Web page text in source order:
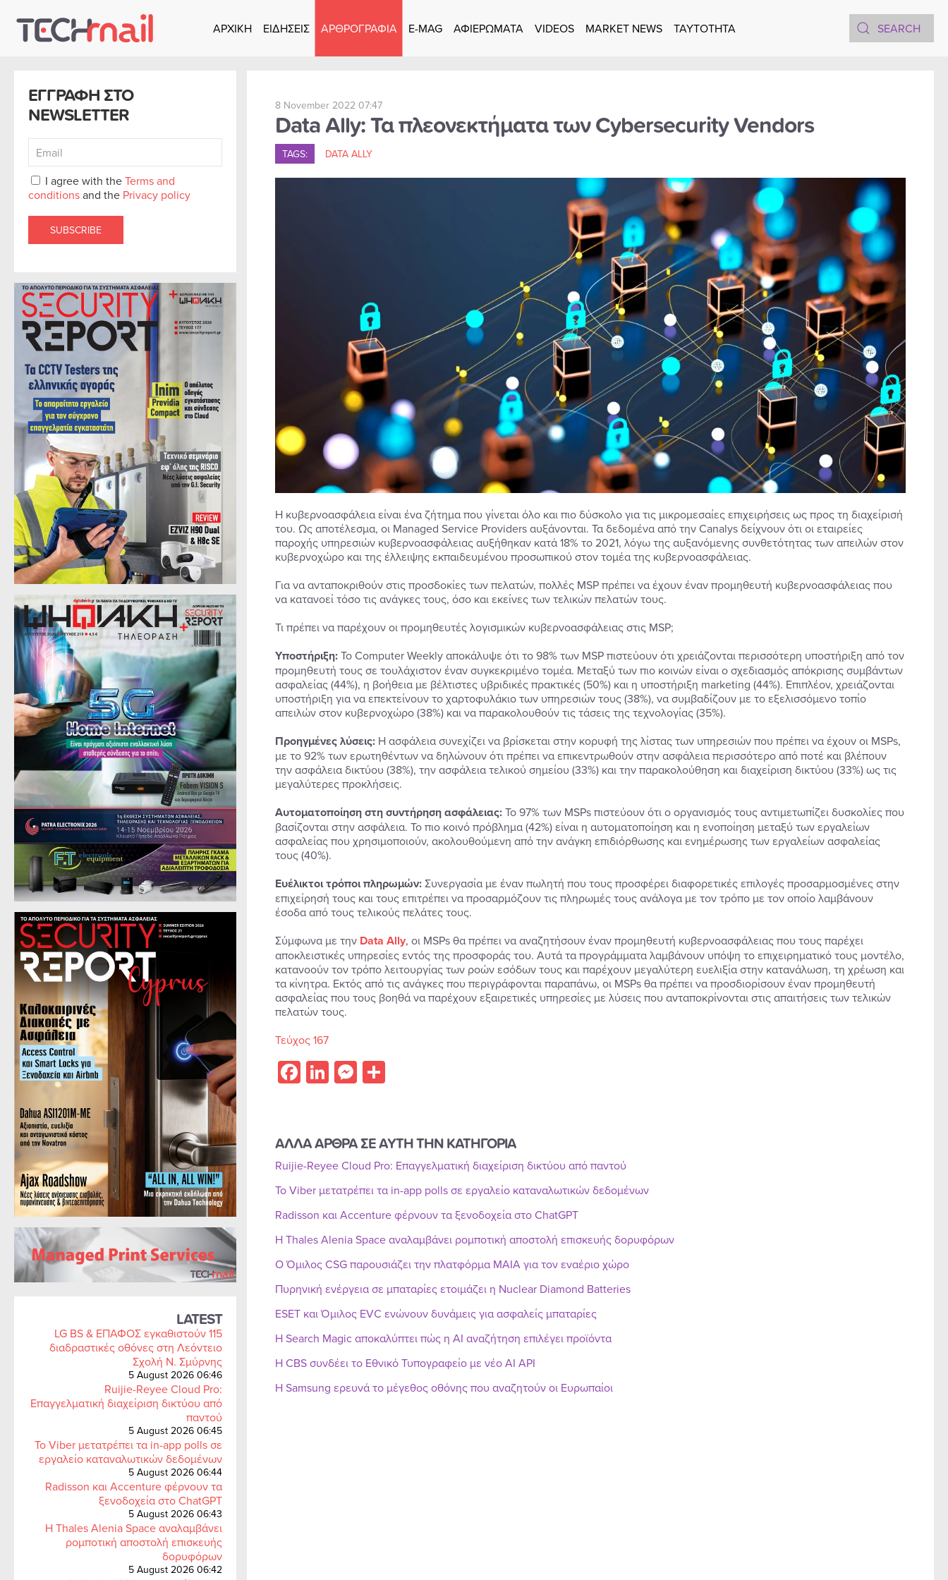
Skip to main content
ΑΡΧΙΚΗ ΕΙΔΗΣΕΙΣ ΑΡΘΡΟΓΡΑΦΙΑ E-MAG ΑΦΙΕΡΩΜΑΤΑ VIDEOS MARKET NEWS TAYTOTHTA
ΕΓΓΡΑΦΗ ΣΤΟ
NEWSLETTER
I agree with theTerms and
conditionsand the Privacy policy
SUBSCRIBE
LATEST
LG BS & ΕΠΑΦΟΣ εγκαθιστούν 115
διαδραστικές οθόνες στη Λεόντειο
Σχολή Ν. Σμύρνης
5 August 2026 06:46
Ruijie-Reyee Cloud Pro:
Επαγγελματική διαχείριση δικτύου από
παντού
5 August 2026 06:45
Το Viber μετατρέπει τα in-app polls σε
εργαλείο καταναλωτικών δεδομένων
5 August 2026 06:44
Radisson και Accenture φέρνουν τα
ξενοδοχεία στο ChatGPT
5 August 2026 06:43
Η Thales Alenia Space αναλαμβάνει
ρομποτική αποστολή επισκευής
δορυφόρων
5 August 2026 06:42
8 November 2022 07:47
Data Ally: Τα πλεονεκτήματα των Cybersecurity Vendors
TAGS: DATA ALLY
Η κυβερνοασφάλεια είναι ένα ζήτημα που γίνεται όλο και πιο δύσκολο για τις μικρομεσαίες επιχειρήσεις ως προς τη διαχείρισή
του. Ως αποτέλεσμα, οι Managed Service Providers αυξάνονται. Τα δεδομένα από την Canalys δείχνουν ότι οι εταιρείες
παροχής υπηρεσιών κυβερνοασφάλειας αυξήθηκαν κατά 18% το 2021, λόγω της αυξανόμενης συνθετότητας των απειλών στον
κυβερνοχώρο και της έλλειψης εκπαιδευμένου προσωπικού στον τομέα της κυβερνοασφάλειας.
Για να ανταποκριθούν στις προσδοκίες των πελατών, πολλές MSP πρέπει να έχουν έναν προμηθευτή κυβερνοασφάλειας που
να κατανοεί τόσο τις ανάγκες τους, όσο και εκείνες των τελικών πελατών τους.
Τι πρέπει να παρέχουν οι προμηθευτές λογισμικών κυβερνοασφάλειας στις MSP;
Υποστήριξη:Το Computer Weekly αποκάλυψε ότι το 98% των MSP πιστεύουν ότι χρειάζονται περισσότερη υποστήριξη από τον
προμηθευτή τους σε τουλάχιστον έναν συγκεκριμένο τομέα. Μεταξύ των πιο κοινών είναι ο σχεδιασμός απόκρισης συμβάντων
ασφαλείας (44%), η βοήθεια με βέλτιστες υβριδικές πρακτικές (50%) και η υποστήριξη marketing (44%). Επιπλέον, χρειάζονται
υποστήριξη για να επεκτείνουν το χαρτοφυλάκιο των υπηρεσιών τους (38%), να συμβαδίζουν με το εξελισσόμενο τοπίο
απειλών στον κυβερνοχώρο (38%) και να παρακολουθούν τις τάσεις της τεχνολογίας (35%).
Προηγμένες λύσεις:Η ασφάλεια συνεχίζει να βρίσκεται στην κορυφή της λίστας των υπηρεσιών που πρέπει να έχουν οι MSPs,
με το 92% των ερωτηθέντων να δηλώνουν ότι πρέπει να επικεντρωθούν στην ασφάλεια περισσότερο από ποτέ και βλέπουν
την ασφάλεια δικτύου (38%), την ασφάλεια τελικού σημείου (33%) και την παρακολούθηση και διαχείριση δικτύου (33%) ως τις
μεγαλύτερες προκλήσεις.
Αυτοματοποίηση στη συντήρηση ασφάλειας:Το 97% των MSPs πιστεύουν ότι ο οργανισμός τους αντιμετωπίζει δυσκολίες που
βασίζονται στην ασφάλεια. Το πιο κοινό πρόβλημα (42%) είναι η αυτοματοποίηση και η ενοποίηση μεταξύ των εργαλείων
ασφαλείας που χρησιμοποιούν, ακολουθούμενη από την ανάγκη επιδιόρθωσης και ενημέρωσης των εργαλείων ασφαλείας
τους (40%).
Ευέλικτοι τρόποι πληρωμών:Συνεργασία με έναν πωλητή που τους προσφέρει διαφορετικές επιλογές προσαρμοσμένες στην
επιχείρησή τους και τους επιτρέπει να προσαρμόζουν τις πληρωμές τους ανάλογα με τον τρόπο με τον οποίο λαμβάνουν
έσοδα από τους τελικούς πελάτες τους.
Σύμφωνα με την Data Ally, oι MSPs θα πρέπει να αναζητήσουν έναν προμηθευτή κυβερνοασφάλειας που τους παρέχει
αποκλειστικές υπηρεσίες εντός της προσφοράς του. Αυτά τα προγράμματα λαμβάνουν υπόψη το επιχειρηματικό τους μοντέλο,
κατανοούν τον τρόπο λειτουργίας των ροών εσόδων τους και παρέχουν μεγαλύτερη ευελιξία στην κατανάλωση, τη χρέωση και
τα κίνητρα. Εκτός από τις ανάγκες που περιγράφονται παραπάνω, οι MSPs θα πρέπει να προσδιορίσουν έναν προμηθευτή
ασφαλείας που τους βοηθά να παρέχουν εξαιρετικές υπηρεσίες με λύσεις που ανταποκρίνονται στις απαιτήσεις των τελικών
πελατών τους.
Τεύχος 167
Facebook
LinkedIn
Messenger
Share
ΑΛΛΑ ΑΡΘΡΑ ΣΕ ΑΥΤΗ ΤΗΝ ΚΑΤΗΓΟΡΙΑ
Ruijie-Reyee Cloud Pro: Επαγγελματική διαχείριση δικτύου από παντού
Το Viber μετατρέπει τα in-app polls σε εργαλείο καταναλωτικών δεδομένων
Radisson και Accenture φέρνουν τα ξενοδοχεία στο ChatGPT
Η Thales Alenia Space αναλαμβάνει ρομποτική αποστολή επισκευής δορυφόρων
Ο Όμιλος CSG παρουσιάζει την πλατφόρμα MAIA για τον εναέριο χώρο
Πυρηνική ενέργεια σε μπαταρίες ετοιμάζει η Nuclear Diamond Batteries
ESET και Όμιλος EVC ενώνουν δυνάμεις για ασφαλείς μπαταρίες
Η Search Magic αποκαλύπτει πώς η AI αναζήτηση επιλέγει προϊόντα
Η CBS συνδέει το Εθνικό Τυπογραφείο με νέο AI API
Η Samsung ερευνά το μέγεθος οθόνης που αναζητούν οι Ευρωπαίοι